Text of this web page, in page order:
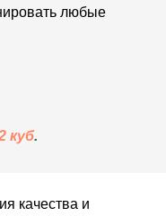
любые
куб.
качества и